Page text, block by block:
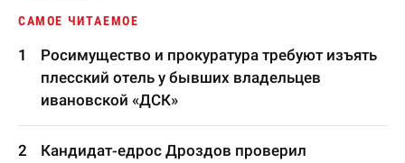
САМОЕ ЧИТАЕМОЕ
Росимущество и прокуратура требуют изъять
плесский отель у бывших владельцев
ивановской «ДСК»
Кандидат-едрос Дроздов проверил